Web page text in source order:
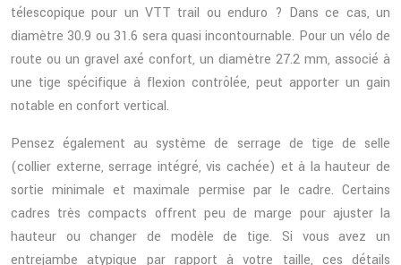
télescopique pour un VTT trail ou enduro ? Dans ce cas, un
diamètre 30.9 ou 31.6 sera quasi incontournable. Pour un vélo de
route ou un gravel axé confort, un diamètre 27.2 mm, associé à
une tige spécifique à flexion contrôlée, peut apporter un gain
notable en confort vertical.
Pensez également au système de serrage de tige de selle
(collier externe, serrage intégré, vis cachée) et à la hauteur de
sortie minimale et maximale permise par le cadre. Certains
cadres très compacts offrent peu de marge pour ajuster la
hauteur ou changer de modèle de tige. Si vous avez un
entrejambe atypique par rapport à votre taille, ces détails